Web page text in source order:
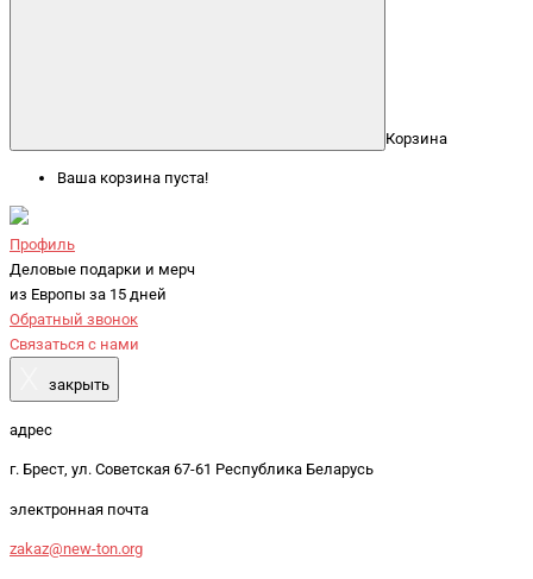
Корзина
Ваша корзина пуста!
Профиль
Деловые подарки и мерч
из Европы за 15 дней
Обратный звонок
Связаться с нами
закрыть
адрес
г. Брест, ул. Советская 67-61 Республика Беларусь
электронная почта
zakaz@new-ton.org